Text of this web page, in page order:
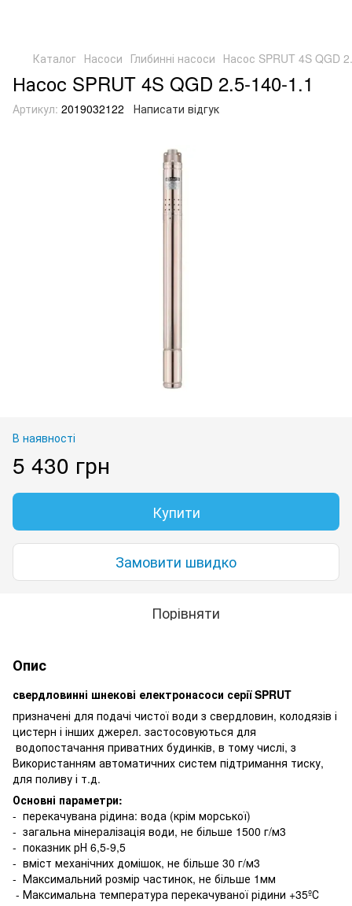
Каталог Насоси Глибинні насоси Насос SPRUT 4S QGD
Насос SPRUT 4S QGD 2.5-140-1.1
Артикул: 2019032122 Написати відгук
В наявності
5 430 грн
Купити
Замовити швидко
Порівняти
Опис
свердловинні шнекові електронасоси серії SPRUT
призначені для подачі чистої води з свердловин, колодязів і
цистерн і інших джерел. застосовуються для
водопостачання приватних будинків, в тому числі, з
Використанням автоматичних систем підтримання тиску,
для поливу і т.д.
Основні параметри:
- перекачувана рідина: вода (крім морської)
- загальна мінералізація води, не більше 1500 г/м3
- показник рН 6,5-9,5
- вміст механічних домішок, не більше 30 г/м3
- Максимальний розмір частинок, не більше 1мм
- Максимальна температура перекачуваної рідини +35ºС